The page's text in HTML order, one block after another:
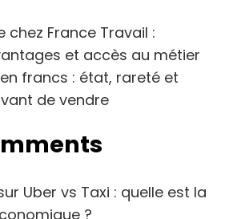
chez France Travail :
et accès au métier
francs : état, rareté et
de vendre
Uber vs Taxi : quelle est la
?